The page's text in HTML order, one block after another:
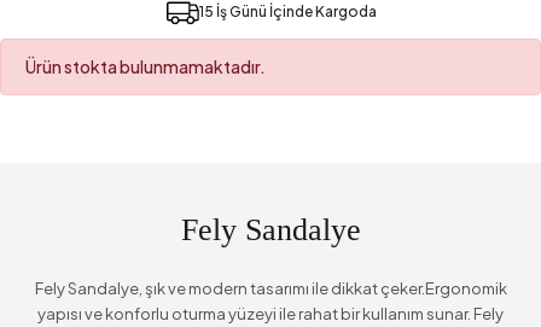
15 İş Günü İçinde Kargoda
Ürün stokta bulunmamaktadır.
Fely Sandalye
Fely Sandalye, şık ve modern tasarımı ile dikkat çeker.Ergonomik
yapısı ve konforlu oturma yüzeyi ile rahat bir kullanım sunar. Fely